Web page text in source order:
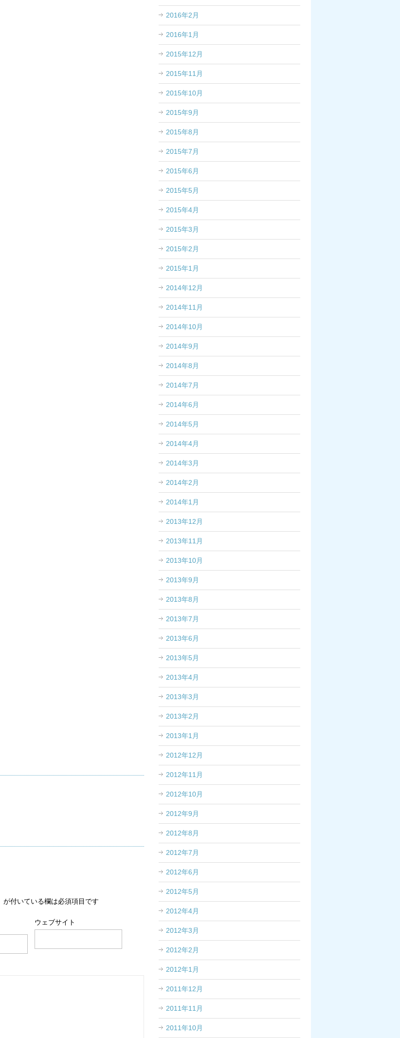
が付いている欄は必須項目です
ウェブサイト
2016年2月
2016年1月
2015年12月
2015年11月
2015年10月
2015年9月
2015年8月
2015年7月
2015年6月
2015年5月
2015年4月
2015年3月
2015年2月
2015年1月
2014年12月
2014年11月
2014年10月
2014年9月
2014年8月
2014年7月
2014年6月
2014年5月
2014年4月
2014年3月
2014年2月
2014年1月
2013年12月
2013年11月
2013年10月
2013年9月
2013年8月
2013年7月
2013年6月
2013年5月
2013年4月
2013年3月
2013年2月
2013年1月
2012年12月
2012年11月
2012年10月
2012年9月
2012年8月
2012年7月
2012年6月
2012年5月
2012年4月
2012年3月
2012年2月
2012年1月
2011年12月
2011年11月
2011年10月